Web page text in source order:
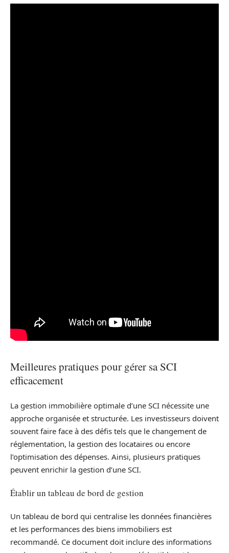
Meilleures pratiques pour gérer sa SCI
efficacement
La gestion immobilière optimale d’une SCI nécessite une
approche organisée et structurée. Les investisseurs doivent
souvent faire face à des défis tels que le changement de
réglementation, la gestion des locataires ou encore
l’optimisation des dépenses. Ainsi, plusieurs pratiques
peuvent enrichir la gestion d’une SCI.
Établir un tableau de bord de gestion
Un tableau de bord qui centralise les données financières
et les performances des biens immobiliers est
recommandé. Ce document doit inclure des informations